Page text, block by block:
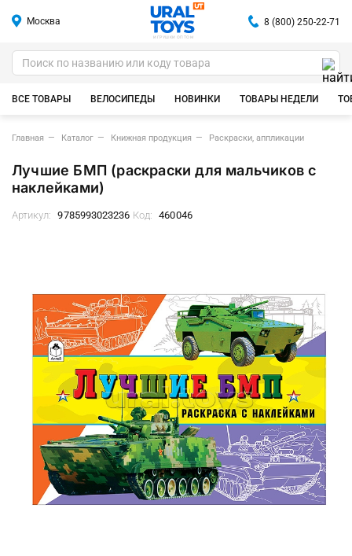
Москва
ИГРУШКИ ОПТОМ
8 (800) 250-22-71
ВСЕ ТОВАРЫ ВЕЛОСИПЕДЫ НОВИНКИ ТОВАРЫ НЕДЕЛИ
Главная Каталог Книжная продукция Раскраски, аппликации
Лучшие БМП (раскраски для мальчиков с
наклейками)
Артикул: 9785993023236 Код: 460046